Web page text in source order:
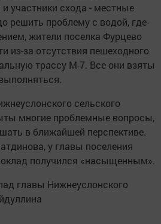
участники схода - местные
решить проблему с водой, где-
жители поселка Фурцево
из-за отсутствия пешеходного
трассу М-7. Все они взяты
сельского
многие проблемные вопросы,
в ближайшей перспективе.
у главы поселения
получился «насыщенным».